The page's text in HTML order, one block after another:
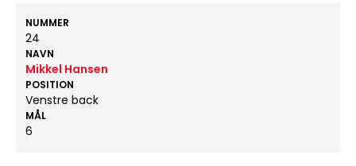
NUMMER
24
NAVN
Mikkel Hansen
POSITION
Venstre back
MÅL
6